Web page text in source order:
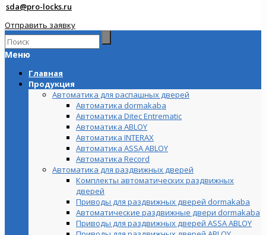
sda@pro-locks.ru
Отправить заявку
Меню
Главная
Продукция
Автоматика для распашных дверей
Автоматика dormakaba
Автоматика Ditec Entrematic
Автоматика ABLOY
Автоматика INTERAX
Автоматика ASSA ABLOY
Автоматика Record
Автоматика для раздвижных дверей
Комплекты автоматических раздвижных
дверей
Приводы для раздвижных дверей dormakaba
Автоматические раздвижные двери dormakaba
Приводы для раздвижных дверей ASSA ABLOY